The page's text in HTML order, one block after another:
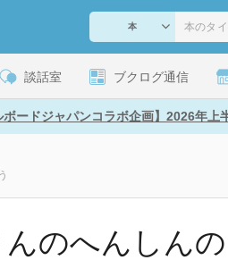
談話室 ブクログ通信
ボードジャパンコラボ企画】2026年上
のへんしん